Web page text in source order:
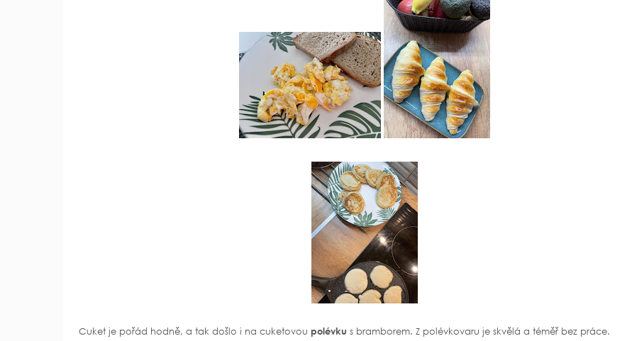
Cuket je pořád hodně, a tak došlo i na cuketovou polévku s bramborem. Z polévkovaru je skvělá a téměř bez práce.